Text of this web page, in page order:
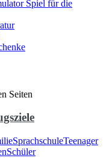
Spiel für die
Seiten
SprachschuleTeenager
Schüler